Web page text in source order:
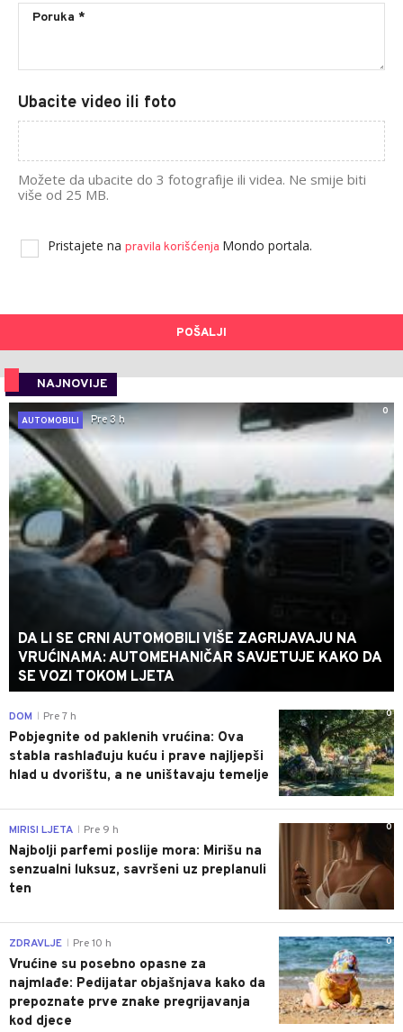
Ubacite video ili foto
Možete da ubacite do 3 fotografije ili videa. Ne smije biti
više od 25 MB.
Pristajete na pravila korišćenja Mondo portala.
POŠALJI
NAJNOVIJE
0
AUTOMOBILI
Pre 3 h
DA LI SE CRNI AUTOMOBILI VIŠE ZAGRIJAVAJU NA
VRUĆINAMA: AUTOMEHANIČAR SAVJETUJE KAKO DA
SE VOZI TOKOM LJETA
0
DOM Pre 7 h
Pobjegnite od paklenih vrućina: Ova
stabla rashlađuju kuću i prave najljepši
hlad u dvorištu, a ne uništavaju temelje
0
MIRISI LJETA Pre 9 h
Najbolji parfemi poslije mora: Mirišu na
senzualni luksuz, savršeni uz preplanuli
ten
0
ZDRAVLJE Pre 10 h
Vrućine su posebno opasne za
najmlađe: Pedijatar objašnjava kako da
prepoznate prve znake pregrijavanja
kod djece